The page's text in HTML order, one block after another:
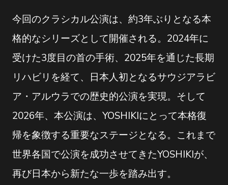
今回のクラシカル公演は、約3年ぶりとなる本
格的なシリーズとして開催される。2024年に
受けた3度目の首の手術、2025年を通じた長期
リハビリを経て、日本人初となるサウジアラビ
ア・アルウラでの歴史的公演を実現。そして
2026年、本公演は、YOSHIKIにとって本格復
帰を象徴する重要なステージとなる。これまで
世界各国で公演を成功させてきたYOSHIKIが、
再び日本から新たな一歩を踏み出す。